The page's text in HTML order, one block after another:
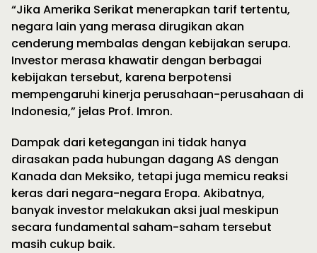
“Jika Amerika Serikat menerapkan tarif tertentu,
negara lain yang merasa dirugikan akan
cenderung membalas dengan kebijakan serupa.
Investor merasa khawatir dengan berbagai
kebijakan tersebut, karena berpotensi
mempengaruhi kinerja perusahaan-perusahaan di
Indonesia,” jelas Prof. Imron.
Dampak dari ketegangan ini tidak hanya
dirasakan pada hubungan dagang AS dengan
Kanada dan Meksiko, tetapi juga memicu reaksi
keras dari negara-negara Eropa. Akibatnya,
banyak investor melakukan aksi jual meskipun
secara fundamental saham-saham tersebut
masih cukup baik.